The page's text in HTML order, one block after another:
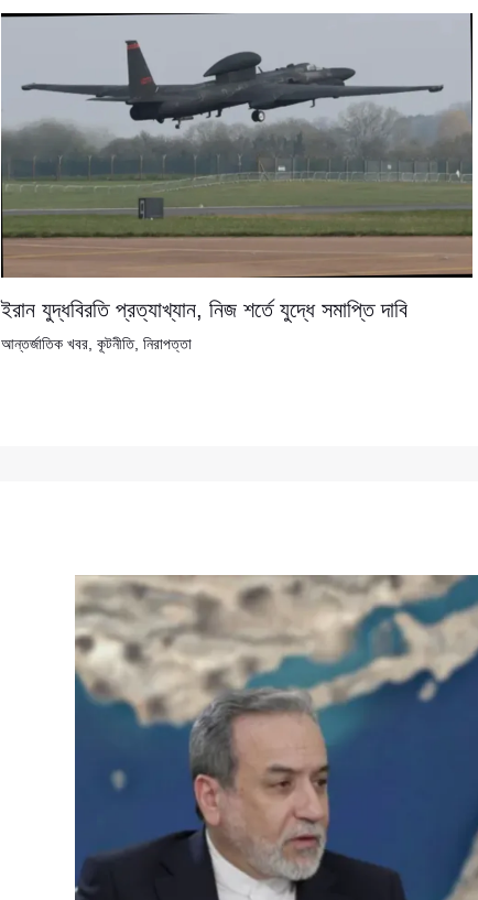
ইরান যুদ্ধবিরতি প্রত্যাখ্যান, নিজ শর্তে যুদ্ধে সমাপ্তি দাবি
আন্তর্জাতিক খবর, কূটনীতি, নিরাপত্তা